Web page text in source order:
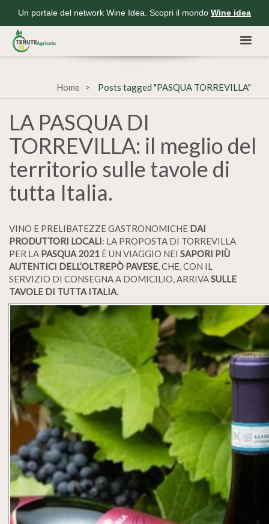
Un portale del network Wine Idea. Scopri il mondo Wine idea
Home Posts tagged "PASQUA TORREVILLA"
LA PASQUA DI
TORREVILLA: il meglio del
territorio sulle tavole di
tutta Italia.
VINO E PRELIBATEZZE GASTRONOMICHE DAI
PRODUTTORI LOCALI: LA PROPOSTA DI TORREVILLA
PER LA PASQUA 2021 È UN VIAGGIO NEI SAPORI PIÙ
AUTENTICI DELL’OLTREPÒ PAVESE, CHE, CON IL
SERVIZIO DI CONSEGNA A DOMICILIO, ARRIVASULLE
TAVOLE DI TUTTA ITALIA.